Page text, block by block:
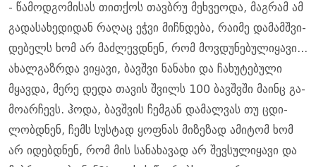
- წა­მოდ­გო­მი­სას თით­ქოს თავ­ბრუ მეხ­ვე­ო­და, მაგ­რამ ამ
გა­და­სა­ხე­დი­დან რა­ღაც ეჭვი მიჩ­ნდე­ბა, რა­ი­მე და­მამ­შვი­
დე­ბელს ხომ არ მაძ­ლევ­დნენ, რომ მოვ­დუ­ნე­ბუ­ლი­ყა­ვი...
ახალ­გაზ­რდა ვი­ყა­ვი, ბავ­შვი ნა­ნა­ხი და ჩა­ხუ­ტე­ბუ­ლი
მყავ­და, მერე დედა თა­ვის შვილს 100 ბავ­შვში მა­ინც გა­
მო­არ­ჩევს. ჰოდა, ბავ­შვის ჩემ­გან და­მალ­ვას თუ ცდი­
ლობ­დნენ, ჩემს სუს­ტად ყოფ­ნას მი­ზე­ზად ამი­ტომ ხომ
არ იდებ­დნენ, რომ მის სა­ნა­ხა­ვად არ შევ­სუ­ლი­ყა­ვი და